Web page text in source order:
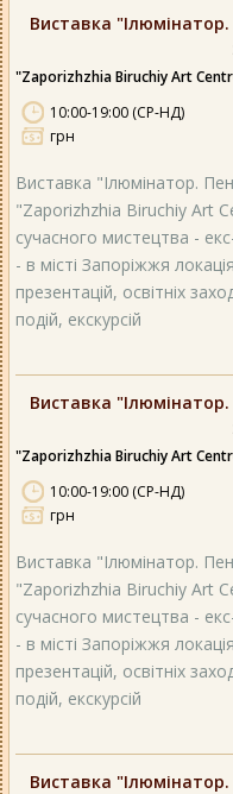
Виставка
"Zaporizhzhia Biruchiy Art
10:00-19:00 (СР-НД)
грн
Виставка "Ілюмінатор.
"Zaporizhzhia Biruchiy Art
сучасного мистецтва -
- в місті Запоріжжя
презентацій, освітніх
подій, екскурсій
Виставка
"Zaporizhzhia Biruchiy Art
10:00-19:00 (СР-НД)
грн
Виставка "Ілюмінатор.
"Zaporizhzhia Biruchiy Art
сучасного мистецтва -
- в місті Запоріжжя
презентацій, освітніх
подій, екскурсій
Виставка